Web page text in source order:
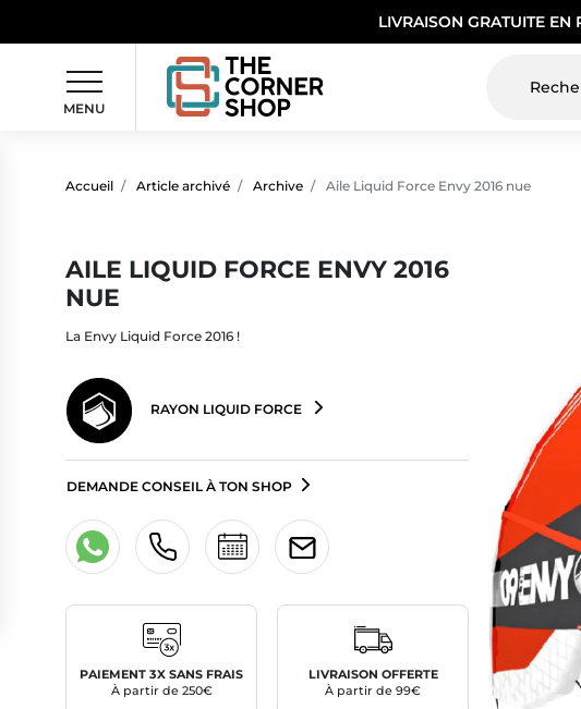
LIVRAISON GRATUITE
MENU
Accueil Article archivé Archive Aile Liquid Force Envy 2016 nue
AILE LIQUID FORCE ENVY 2016
NUE
La Envy Liquid Force 2016 !
RAYON LIQUID FORCE
DEMANDE CONSEIL À TON SHOP
PAIEMENT 3X SANS FRAIS
À partir de 250€
LIVRAISON OFFERTE
À partir de 99€